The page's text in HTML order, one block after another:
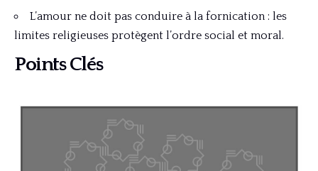
L’amour ne doit pas conduire à la fornication : les
limites religieuses protègent l’ordre social et moral.
Points Clés